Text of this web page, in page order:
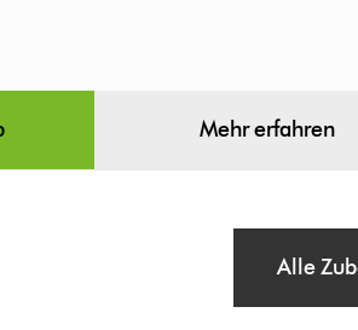
Mehr erfahren
Alle